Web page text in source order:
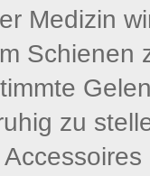
Medizin
Schienen
zu